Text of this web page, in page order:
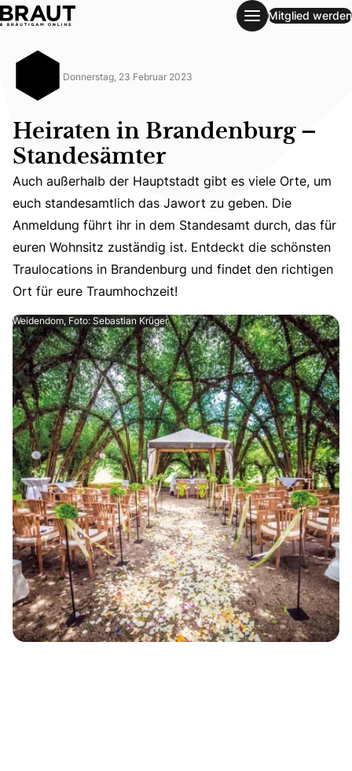
Mitglied werden
Donnerstag, 23 Februar 2023
Heiraten in Brandenburg –
Standesämter
Auch außerhalb der Hauptstadt gibt es viele Orte, um
Auch außerhalb der Hauptstadt gibt es viele Orte, um
euch standesamtlich das Jawort zu geben. Die
Anmeldung führt ihr in dem Standesamt durch, das für
euren Wohnsitz zuständig ist. Entdeckt die schönsten
Traulocations in Brandenburg und findet den richtigen
Ort für eure Traumhochzeit!
Weidendom, Foto: Sebastian Krüger